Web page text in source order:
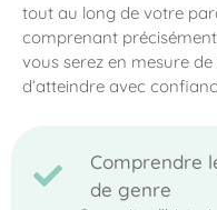
tout au long de votre
comprenant
vous serez en mesure
d’atteindre avec
Comprendre
de genre